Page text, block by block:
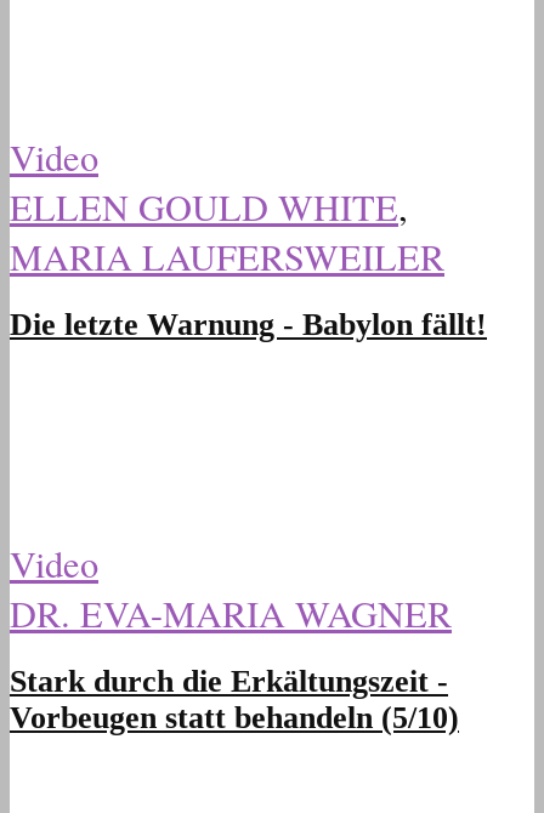
Video
ELLEN GOULD WHITE,
MARIA LAUFERSWEILER
Die letzte Warnung - Babylon fällt!
Video
DR. EVA-MARIA WAGNER
Stark durch die Erkältungszeit -
Vorbeugen statt behandeln (5/10)